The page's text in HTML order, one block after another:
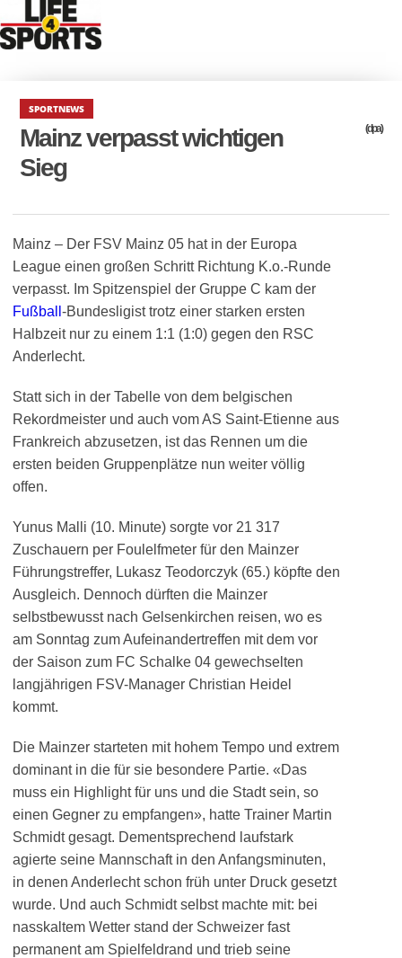
SPORTNEWS
Mainz verpasst wichtigen
Sieg
(dpa)
Mainz – Der FSV Mainz 05 hat in der Europa
League einen großen Schritt Richtung K.o.-Runde
verpasst. Im Spitzenspiel der Gruppe C kam der
Fußball -Bundesligist trotz einer starken ersten
Halbzeit nur zu einem 1:1 (1:0) gegen den RSC
Anderlecht.
Statt sich in der Tabelle von dem belgischen
Rekordmeister und auch vom AS Saint-Etienne aus
Frankreich abzusetzen, ist das Rennen um die
ersten beiden Gruppenplätze nun weiter völlig
offen.
Yunus Malli (10. Minute) sorgte vor 21 317
Zuschauern per Foulelfmeter für den Mainzer
Führungstreffer, Lukasz Teodorczyk (65.) köpfte den
Ausgleich. Dennoch dürften die Mainzer
selbstbewusst nach Gelsenkirchen reisen, wo es
am Sonntag zum Aufeinandertreffen mit dem vor
der Saison zum FC Schalke 04 gewechselten
langjährigen FSV-Manager Christian Heidel
kommt.
Die Mainzer starteten mit hohem Tempo und extrem
dominant in die für sie besondere Partie. «Das
muss ein Highlight für uns und die Stadt sein, so
einen Gegner zu empfangen», hatte Trainer Martin
Schmidt gesagt. Dementsprechend laufstark
agierte seine Mannschaft in den Anfangsminuten,
in denen Anderlecht schon früh unter Druck gesetzt
wurde. Und auch Schmidt selbst machte mit: bei
nasskaltem Wetter stand der Schweizer fast
permanent am Spielfeldrand und trieb seine